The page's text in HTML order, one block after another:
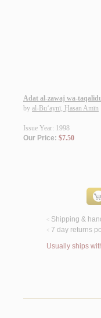
Adat al-zawaj wa-
by al-Bu‘aynī, Ḥasan Amīn
Issue Year: 1998
Our Price: $7.50
< Shipping &
< 7 day returns
Usually ships